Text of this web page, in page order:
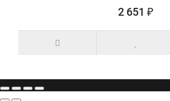
2 651 ₽